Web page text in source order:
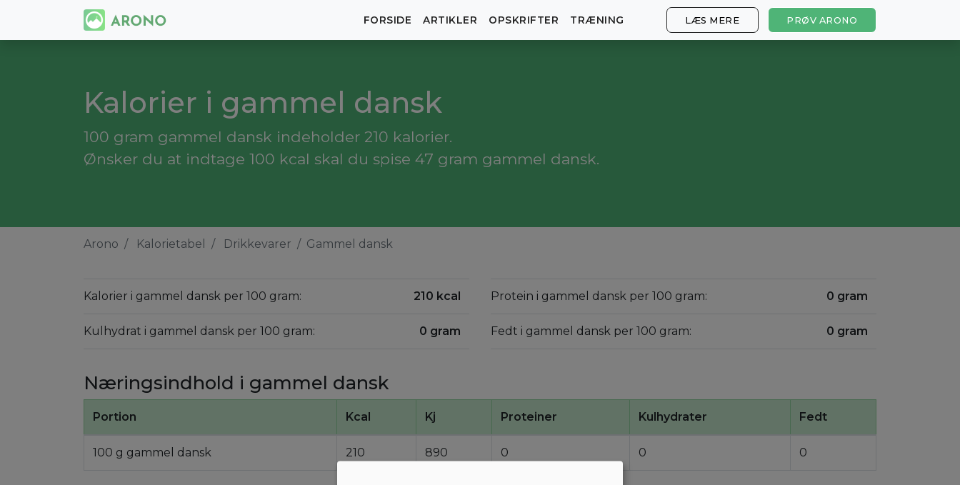
FORSIDE ARTIKLER OPSKRIFTER TRÆNING LÆS MERE PRØV ARONO
Kalorier i gammel dansk
100 gram gammel dansk indeholder 210 kalorier.
Ønsker du at indtage 100 kcal skal du spise 47 gram gammel dansk.
Arono Kalorietabel Drikkevarer Gammel dansk
Kalorier i gammel dansk per 100 gram: 210 kcal
Kulhydrat i gammel dansk per 100 gram: 0 gram
Protein i gammel dansk per 100 gram: 0 gram
Fedt i gammel dansk per 100 gram: 0 gram
Næringsindhold i gammel dansk
Portion Kcal Kj Proteiner Kulhydrater Fedt
100 g gammel dansk 210 890 0 0 0